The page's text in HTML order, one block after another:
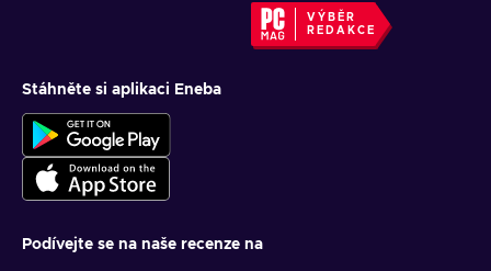
VÝBĚR
REDAKCE
Stáhněte si aplikaci Eneba
Podívejte se na naše recenze na